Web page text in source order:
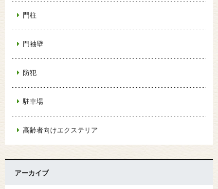
門柱
門袖壁
防犯
駐車場
高齢者向けエクステリア
アーカイブ